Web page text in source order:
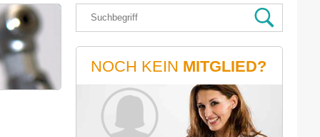
NOCH KEIN MITGLIED?